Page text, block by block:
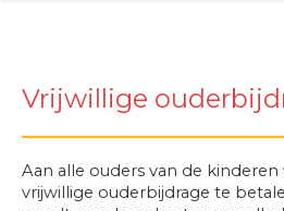
Vrijwillige
Aan alle ouders van de
vrijwillige ouderbijdrage te